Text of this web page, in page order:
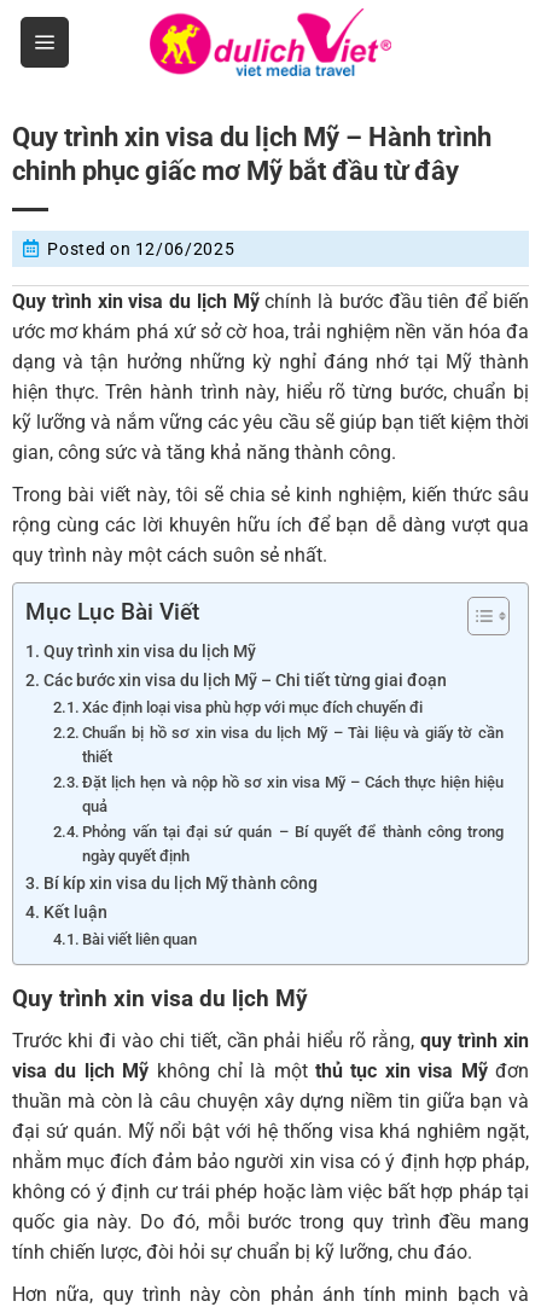
Skip
content
Quy trình xin visa du lịch Mỹ – Hành trình
chinh phục giấc mơ Mỹ bắt đầu từ đây
Posted on 12/06/2025
Quy trình xin visa du lịch Mỹchính là bước đầu tiên để biến
ước mơ khám phá xứ sở cờ hoa, trải nghiệm nền văn hóa đa
dạng và tận hưởng những kỳ nghỉ đáng nhớ tại Mỹ thành
hiện thực. Trên hành trình này, hiểu rõ từng bước, chuẩn bị
kỹ lưỡng và nắm vững các yêu cầu sẽ giúp bạn tiết kiệm thời
gian, công sức và tăng khả năng thành công.
Trong bài viết này, tôi sẽ chia sẻ kinh nghiệm, kiến thức sâu
rộng cùng các lời khuyên hữu ích để bạn dễ dàng vượt qua
quy trình này một cách suôn sẻ nhất.
Mục Lục Bài Viết
Quy trình xin visa du lịch Mỹ
Các bước xin visa du lịch Mỹ – Chi tiết từng giai đoạn
Xác định loại visa phù hợp với mục đích chuyến đi
Chuẩn bị hồ sơ xin visa du lịch Mỹ – Tài liệu và giấy tờ cần
thiết
Đặt lịch hẹn và nộp hồ sơ xin visa Mỹ – Cách thực hiện hiệu
quả
Phỏng vấn tại đại sứ quán – Bí quyết để thành công trong
ngày quyết định
Bí kíp xin visa du lịch Mỹ thành công
Kết luận
Bài viết liên quan
Quy trình xin visa du lịch Mỹ
Trước khi đi vào chi tiết, cần phải hiểu rõ rằng,quy trình xin
visa du lịch Mỹ không chỉ là mộtthủ tục xin visa Mỹđơn
thuần mà còn là câu chuyện xây dựng niềm tin giữa bạn và
đại sứ quán. Mỹ nổi bật với hệ thống visa khá nghiêm ngặt,
nhằm mục đích đảm bảo người xin visa có ý định hợp pháp,
không có ý định cư trái phép hoặc làm việc bất hợp pháp tại
quốc gia này. Do đó, mỗi bước trong quy trình đều mang
tính chiến lược, đòi hỏi sự chuẩn bị kỹ lưỡng, chu đáo.
Hơn nữa, quy trình này còn phản ánh tính minh bạch và